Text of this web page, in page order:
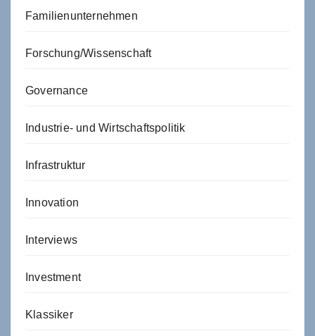
Familienunternehmen
Forschung/Wissenschaft
Governance
Industrie- und Wirtschaftspolitik
Infrastruktur
Innovation
Interviews
Investment
Klassiker